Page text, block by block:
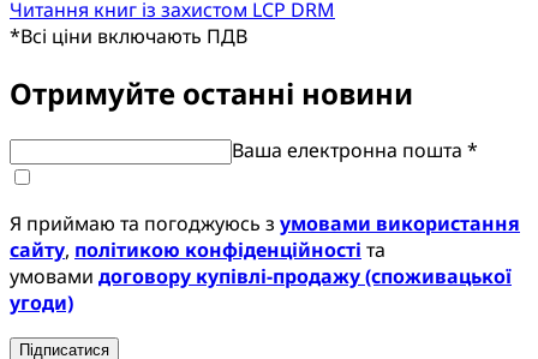
Читання книг із захистом LCP DRM
*Всі ціни включають ПДВ
Отримуйте останні новини
Ваша електронна пошта *
Я приймаю та погоджуюсь з умовами використання
сайту, політикою конфіденційності та
умовами договору купівлі-продажу (споживацької
угоди)
Підписатися